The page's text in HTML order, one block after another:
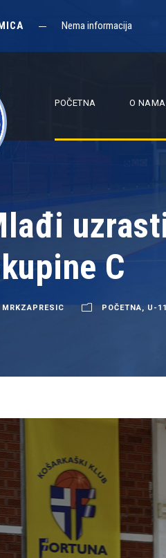
Nema informacija
POČETNA O NAMA
C
MRKZAPRESIC POČETNA, U-11